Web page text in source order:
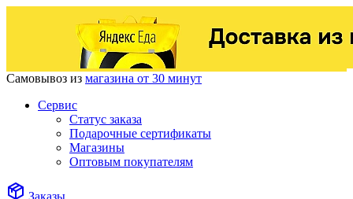
Самовывоз из магазина от 30 минут
Сервис
Статус заказа
Подарочные сертификаты
Магазины
Оптовым покупателям
Заказы